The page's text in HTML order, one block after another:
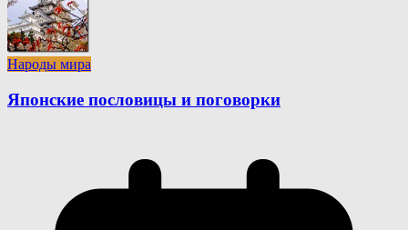
Народы мира
Японские пословицы и поговорки